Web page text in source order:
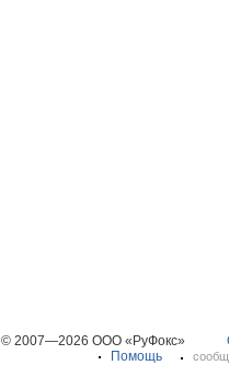
© 2007—2026 ООО «РуФокс»
Помощь